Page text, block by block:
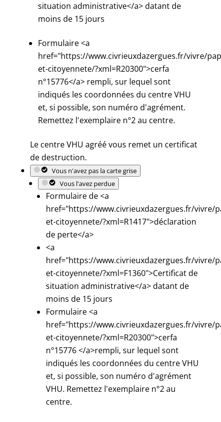
situation administrative</a> datant de
moins de 15 jours
Formulaire <a
href="https://www.civrieuxdazergues.fr/vivre/
et-citoyennete/?xml=R20300">cerfa
n°15776</a> rempli, sur lequel sont
indiqués les coordonnées du centre VHU
et, si possible, son numéro d'agrément.
Remettez l'exemplaire n°2 au centre.
Le centre VHU agréé vous remet un certificat
de destruction.
Vous n'avez pas la carte grise
Vous l'avez perdue
Formulaire de <a
href="https://www.civrieuxdazergues.fr/vivre/
et-citoyennete/?xml=R1417">déclaration
de perte</a>
<a
href="https://www.civrieuxdazergues.fr/vivre/
et-citoyennete/?xml=F1360">Certificat de
situation administrative</a> datant de
moins de 15 jours
Formulaire <a
href="https://www.civrieuxdazergues.fr/vivre/
et-citoyennete/?xml=R20300">cerfa
n°15776 </a>rempli, sur lequel sont
indiqués les coordonnées du centre VHU
et, si possible, son numéro d'agrément
VHU. Remettez l'exemplaire n°2 au
centre.